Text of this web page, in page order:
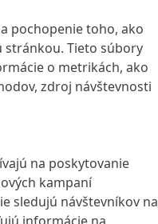
pochopenie toho, ako
stránkou. Tieto súbory
o metrikách, ako
zdroj návštevnosti
na poskytovanie
kampaní
sledujú návštevníkov na